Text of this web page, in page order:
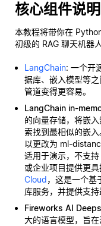
核心组件说明
本教程将带你在
初级的 RAG 聊天机器人
LangChain: 一个开
据库、嵌入模型等之
管道变得更容易。
LangChain in-
的向量存储，将嵌
索找到最相似的嵌
以更改为 ml-
适用于演示，不支
或企业项目提供更
Cloud，这是一个基
库服务，并提供支
Fireworks AI
大的语言模型，旨